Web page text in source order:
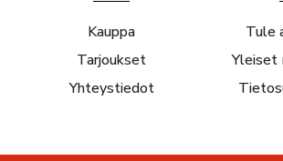
Kauppa
Tarjoukset
Yhteystiedot
Tule
Yleiset